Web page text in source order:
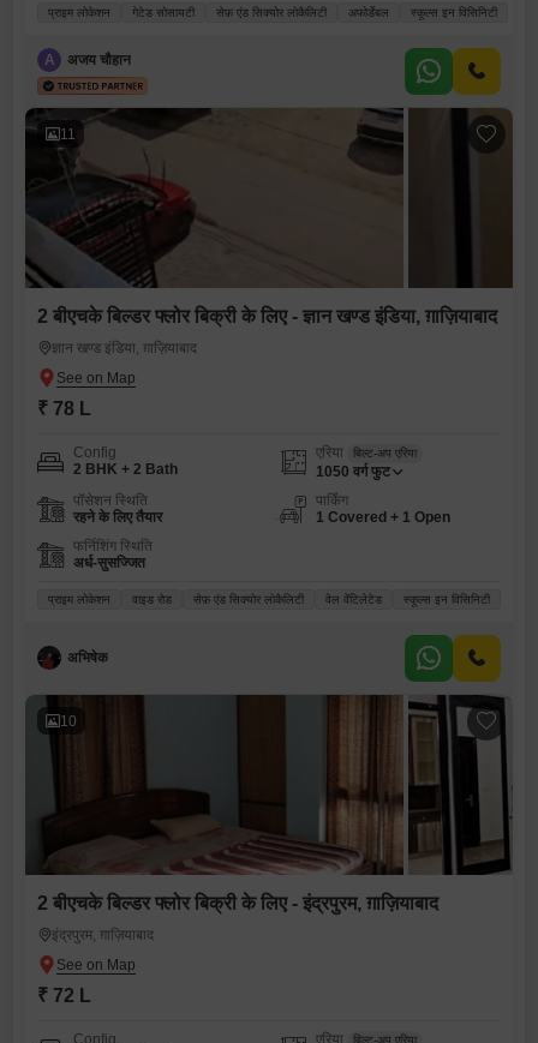
प्राइम लोकेशन गेटेड सोसायटी सेफ़ एंड सिक्योर लोकैलिटी अफोर्डेबल स्कूल्स इन विसिनिटी
A अजय चौहान
11
2 बीएचके बिल्डर फ्लोर बिक्री के लिए - ज्ञान खण्ड इंडिया, ग़ाज़ियाबाद
ज्ञान खण्ड इंडिया, ग़ाज़ियाबाद
₹ 78 L
Config
2 BHK + 2 Bath
एरिया बिल्ट-अप एरिया
1050 वर्ग फुट
पॉसेशन स्थिति
रहने के लिए तैयार
पार्किंग
1 Covered + 1 Open
फर्निशिंग स्थिति
अर्ध-सुसज्जित
प्राइम लोकेशन वाइड रोड सेफ़ एंड सिक्योर लोकैलिटी वेल वेंटिलेटेड स्कूल्स इन विसिनिटी
अभिषेक
10
2 बीएचके बिल्डर फ्लोर बिक्री के लिए - इंद्रपुरम, ग़ाज़ियाबाद
इंद्रपुरम, ग़ाज़ियाबाद
₹ 72 L
Config
एरिया बिल्ट-अप एरिया